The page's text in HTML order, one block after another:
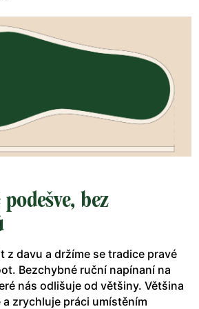
bez
z davu a držíme se tradice pravé
Bezchybné ruční napínaní na
nás odlišuje od většiny. Většina
zrychluje práci umístěním